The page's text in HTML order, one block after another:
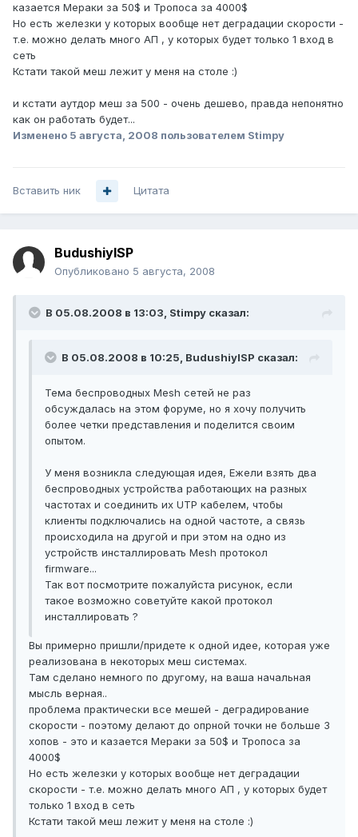
казается Мераки за 50$ и Тропоса за 4000$
Но есть железки у которых вообще нет деградации скорости -
т.е. можно делать много АП , у которых будет только 1 вход в
сеть
Кстати такой меш лежит у меня на столе :)
и кстати аутдор меш за 500 - очень дешево, правда непонятно
как он работать будет...
Изменено 5 августа, 2008 пользователем Stimpy
Вставить ник Цитата
BudushiyISP
Опубликовано 5 августа, 2008
В 05.08.2008 в 13:03, Stimpy сказал:
В 05.08.2008 в 10:25, BudushiyISP сказал:
Тема беспроводных Mesh сетей не раз
обсуждалась на этом форуме, но я хочу получить
более четки представления и поделится своим
опытом.
У меня возникла следующая идея, Ежели взять два
беспроводных устройства работающих на разных
частотах и соединить их UTP кабелем, чтобы
клиенты подключались на одной частоте, а связь
происходила на другой и при этом на одно из
устройств инсталлировать Mesh протокол
firmware...
Так вот посмотрите пожалуйста рисунок, если
такое возможно советуйте какой протокол
инсталлировать ?
Вы примерно пришли/придете к одной идее, которая уже
реализована в некоторых меш системах.
Там сделано немного по другому, на ваша начальная
мысль верная..
проблема практически все мешей - деградирование
скорости - поэтому делают до опрной точки не больше 3
хопов - это и казается Мераки за 50$ и Тропоса за
4000$
Но есть железки у которых вообще нет деградации
скорости - т.е. можно делать много АП , у которых будет
только 1 вход в сеть
Кстати такой меш лежит у меня на столе :)